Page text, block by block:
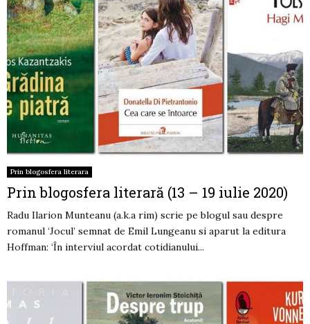
Prin blogosfera literara
Prin blogosfera literară (13 – 19 iulie 2020)
Radu Ilarion Munteanu (a.k.a rim) scrie pe blogul sau despre
romanul ‘Jocul’ semnat de Emil Lungeanu si aparut la editura
Hoffman: ‘În interviul acordat cotidianului...